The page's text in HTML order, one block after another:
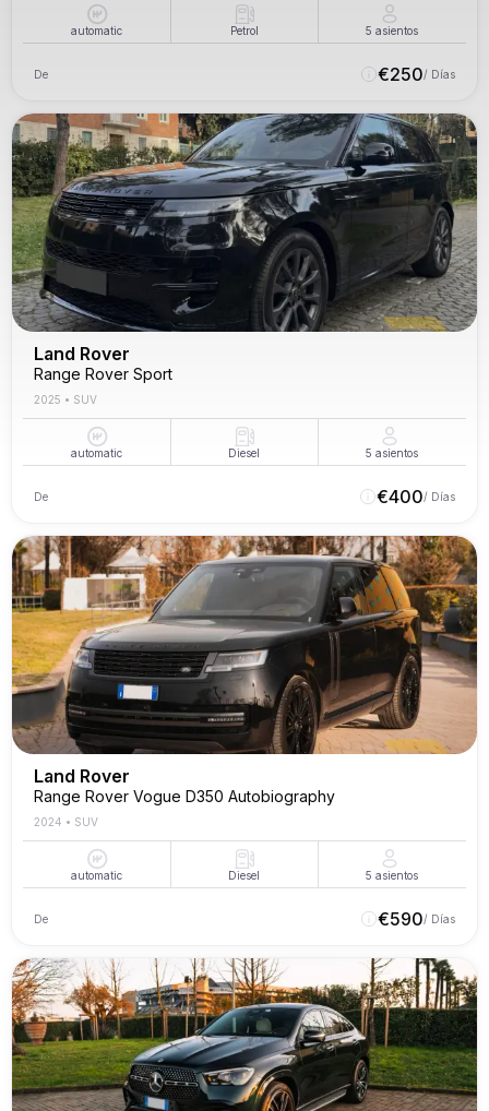
automatic Petrol 5 asientos
De €250/ Días
Land Rover
Range Rover Sport
2025 • SUV
automatic Diesel 5 asientos
De €400/ Días
Land Rover
Range Rover Vogue D350 Autobiography
2024 • SUV
automatic Diesel 5 asientos
De €590/ Días